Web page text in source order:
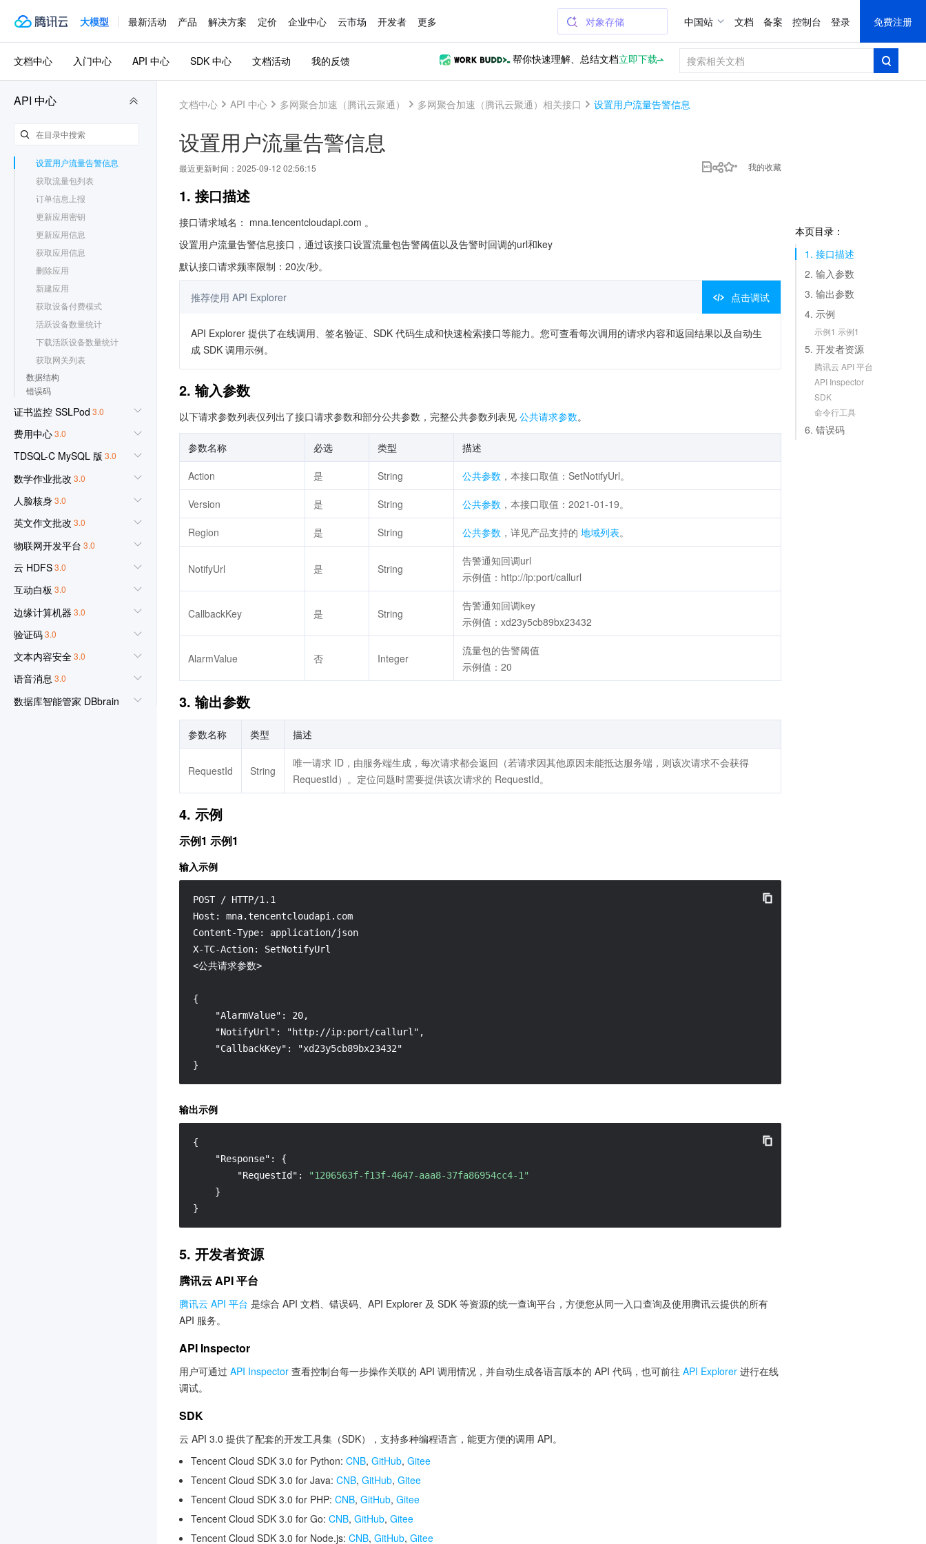
大模型 最新活动 产品 解决方案 定价 企业中心 云市场 开发者 更多 对象存储 中国站 文档 备案 控制台 登录 免费注册
API 中心
修改互通规则开关
更新互通规则CIDR
订购流量包
设置用户流量告警信息
获取流量包列表
订单信息上报
更新应用密钥
更新应用信息
获取应用信息
删除应用
新建应用
获取设备付费模式
活跃设备数量统计
下载活跃设备数量统计
获取网关列表
数据结构
错误码
证书监控 SSLPod 3.0
费用中心3.0
TDSQL-C MySQL 版 3.0
数学作业批改 3.0
人脸核身3.0
英文作文批改 3.0
物联网开发平台 3.0
云 HDFS3.0
互动白板 3.0
边缘计算机器 3.0
验证码3.0
文本内容安全3.0
语音消息 3.0
数据库智能管家 DBbrain
文档中心 入门中心 API 中心 SDK 中心 文档活动 我的反馈 帮你快速理解、总结文档立即下载
文档中心 API 中心 多网聚合加速（腾讯云聚通） 多网聚合加速（腾讯云聚通）相关接口 设置用户流量告警信息
设置用户流量告警信息
最近更新时间： 2025-09-12 02:56:15 我的收藏
本页目录：
1. 接口描述
2. 输入参数
3. 输出参数
4. 示例
示例1 示例1
5. 开发者资源
腾讯云 API 平台
API Inspector
SDK
命令行工具
6. 错误码
1. 接口描述
接口请求域名： mna.tencentcloudapi.com 。
设置用户流量告警信息接口，通过该接口设置流量包告警阈值以及告警时回调的url和key
默认接口请求频率限制：20次/秒。
推荐使用 API Explorer 点击调试
API Explorer 提供了在线调用、签名验证、SDK 代码生成和快速检索接口等能力。您可查看每次调用的请求内容和返回结果以及自动生
成 SDK 调用示例。
2. 输入参数
以下请求参数列表仅列出了接口请求参数和部分公共参数，完整公共参数列表见 公共请求参数。
参数名称 必选 类型 描述
Action 是 String 公共参数 ，本接口取值：SetNotifyUrl。
Version 是 String 公共参数 ，本接口取值：2021-01-19。
Region 是 String 公共参数 ，详见产品支持的 地域列表。
NotifyUrl 是 String
告警通知回调url
示例值：http://ip:port/callurl
CallbackKey 是 String
告警通知回调key
示例值：xd23y5cb89bx23432
AlarmValue 否 Integer
流量包的告警阈值
示例值：20
3. 输出参数
参数名称 类型 描述
RequestId String
唯一请求 ID，由服务端生成，每次请求都会返回（若请求因其他原因未能抵达服务端，则该次请求不会获得
RequestId）。定位问题时需要提供该次请求的 RequestId。
4. 示例
示例1 示例1
输入示例
POST / HTTP/1.1
Host: mna.tencentcloudapi.com
Content-Type: application/json
X-TC-Action: SetNotifyUrl
<公共请求参数>
{
    "AlarmValue": 20,
    "NotifyUrl": "http://ip:port/callurl",
    "CallbackKey": "xd23y5cb89bx23432"
}
输出示例
{
"Response" :
{
"RequestId" :
"1206563f-f13f-4647-aaa8-37fa86954cc4-1"
}
}
5. 开发者资源
腾讯云 API 平台
腾讯云 API 平台 是综合 API 文档、错误码、API Explorer 及 SDK 等资源的统一查询平台，方便您从同一入口查询及使用腾讯云提供的所有
API 服务。
API Inspector
用户可通过 API Inspector 查看控制台每一步操作关联的 API 调用情况，并自动生成各语言版本的 API 代码，也可前往 API Explorer 进行在线
调试。
SDK
云 API 3.0 提供了配套的开发工具集（SDK），支持多种编程语言，能更方便的调用 API。
Tencent Cloud SDK 3.0 for Python: CNB, GitHub, Gitee
Tencent Cloud SDK 3.0 for Java: CNB, GitHub, Gitee
Tencent Cloud SDK 3.0 for PHP: CNB, GitHub, Gitee
Tencent Cloud SDK 3.0 for Go: CNB, GitHub, Gitee
Tencent Cloud SDK 3.0 for Node.js: CNB, GitHub, Gitee